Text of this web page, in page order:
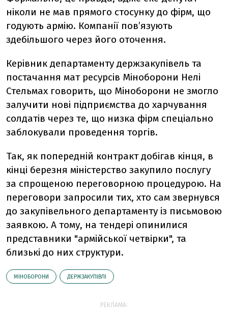
ніколи не мав прямого стосунку до фірм, що
годують армію. Компанії пов’язують
здебільшого через його оточення.
Керівник департаменту держзакупівель та
постачання мат ресурсів Міноборони Нелі
Стельмах говорить, що Міноборони не змогло
залучити нові підприємства до харчування
солдатів через те, що низка фірм спеціально
заблокували проведення торгів.
Так, як попередній контракт добігав кінця, в
кінці березня міністерство закупило послугу
за спрощеною переговорною процедурою. На
переговори запросили тих, хто сам звернувся
до закупівельного департаменту із письмовою
заявкою. А тому, на тендері опинилися
представники "армійської четвірки", та
близькі до них структури.
МІНОБОРОНИ ДЕРЖЗАКУПІВЛІ
РЕКЛАМА: